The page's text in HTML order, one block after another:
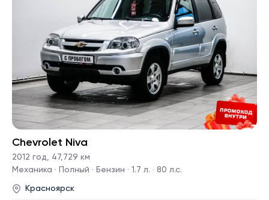
Chevrolet Niva
2012 год, 47,729 км
Механика · Полный · Бензин · 1.7 л. · 80 л.с.
Красноярск